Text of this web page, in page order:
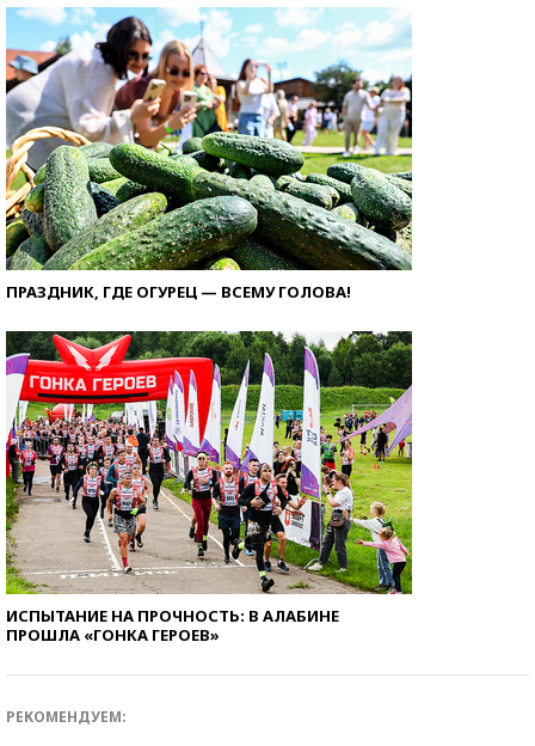
ПРАЗДНИК, ГДЕ ОГУРЕЦ — ВСЕМУ ГОЛОВА!
ИСПЫТАНИЕ НА ПРОЧНОСТЬ: В АЛАБИНЕ
ПРОШЛА «ГОНКА ГЕРОЕВ»
РЕКОМЕНДУЕМ: